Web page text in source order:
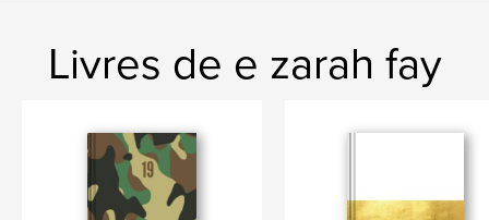
Livres de e zarah fay